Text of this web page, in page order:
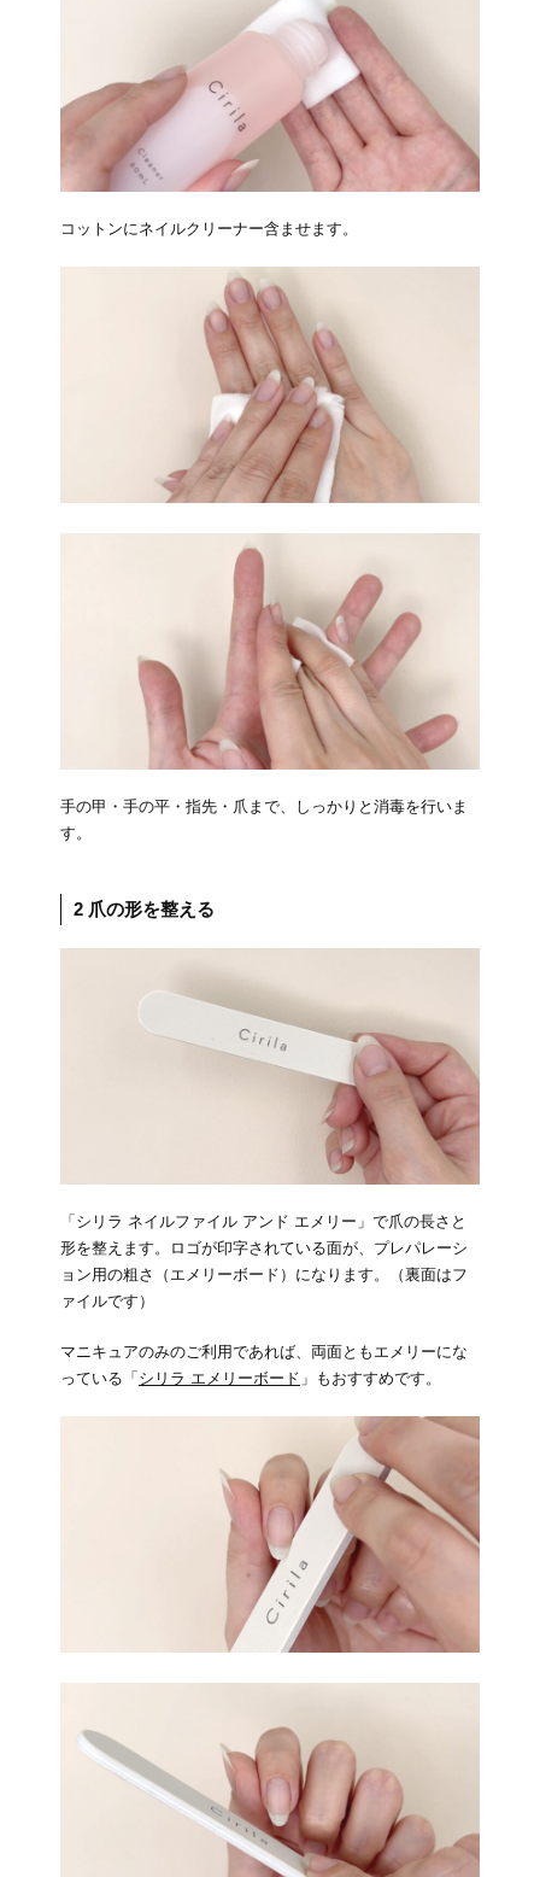
コットンにネイルクリーナー含ませます。
手の甲・手の平・指先・爪まで、しっかりと消毒を行いま
す。
2 爪の形を整える
「シリラ ネイルファイル アンド エメリー」で爪の長さと
形を整えます。ロゴが印字されている面が、プレパレーシ
ョン用の粗さ（エメリーボード）になります。（裏面はフ
ァイルです）
マニキュアのみのご利用であれば、両面ともエメリーにな
っている「 シリラ エメリーボード 」もおすすめです。